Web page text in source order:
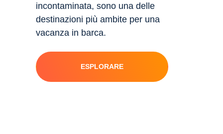
incontaminata, sono una delle
destinazioni più ambite per una
vacanza in barca.
ESPLORARE